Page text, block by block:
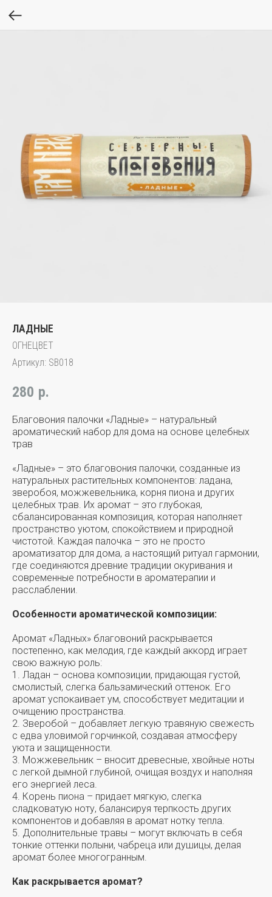
ЛАДНЫЕ
ОГНЕЦВЕТ
Артикул: SB018
280 р.
Благовония палочки «Ладные» – натуральный
ароматический набор для дома на основе целебных
трав
«Ладные» – это благовония палочки, созданные из
натуральных растительных компонентов: ладана,
зверобоя, можжевельника, корня пиона и других
целебных трав. Их аромат – это глубокая,
сбалансированная композиция, которая наполняет
пространство уютом, спокойствием и природной
чистотой. Каждая палочка – это не просто
ароматизатор для дома, а настоящий ритуал гармонии,
где соединяются древние традиции окуривания и
современные потребности в ароматерапии и
расслаблении.
Особенности ароматической композиции:
Аромат «Ладных» благовоний раскрывается
постепенно, как мелодия, где каждый аккорд играет
свою важную роль:
1. Ладан – основа композиции, придающая густой,
смолистый, слегка бальзамический оттенок. Его
аромат успокаивает ум, способствует медитации и
очищению пространства.
2. Зверобой – добавляет легкую травяную свежесть
с едва уловимой горчинкой, создавая атмосферу
уюта и защищенности.
3. Можжевельник – вносит древесные, хвойные ноты
с легкой дымной глубиной, очищая воздух и наполняя
его энергией леса.
4. Корень пиона – придает мягкую, слегка
сладковатую ноту, балансируя терпкость других
компонентов и добавляя в аромат нотку тепла.
5. Дополнительные травы – могут включать в себя
тонкие оттенки полыни, чабреца или душицы, делая
аромат более многогранным.
Как раскрывается аромат?